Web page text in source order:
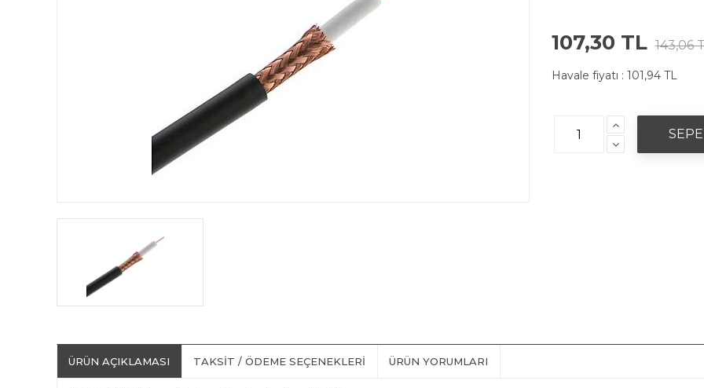
107,30 TL 143,06
Havale fiyatı : 101,94 TL
ÜRÜN AÇIKLAMASI TAKSIT / ÖDEME SEÇENEKLERI ÜRÜN YORUMLARI